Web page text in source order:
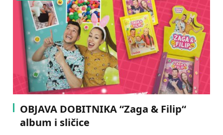
OBJAVA DOBITNIKA “Zaga & Filip“
album i sličice